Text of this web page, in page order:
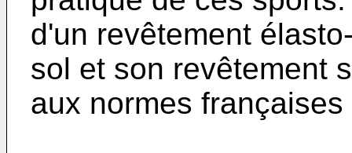
d'un revêtement
sol et son revêtement
aux normes